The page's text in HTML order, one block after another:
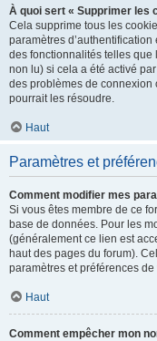
À quoi sert « Supprimer les
Cela supprime tous les
paramètres
des fonctionnalités telles que
non lu) si cela a été activé
des problèmes de
pourrait les résoudre.
Haut
Paramètres et
Comment modifier mes
Si vous êtes membre de ce
base de données. Pour les
(généralement ce lien est
haut des pages du forum).
paramètres et préférences de
Haut
Comment empêcher mon